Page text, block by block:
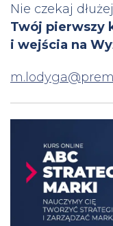
Nie czekaj
Twój pierwszy
i wejścia na